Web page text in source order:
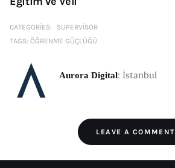
CATEGORIES:
SUPERVISOR
TAGS: ÖĞRENME GÜÇLÜĞÜ
Aurora Digital: İstanbul
LEAVE A COMMENT